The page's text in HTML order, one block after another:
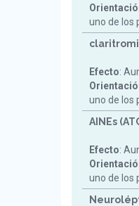
uno de los
Efecto:
uno de los
AINEs
Efecto:
uno de los